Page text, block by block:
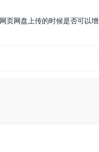
页网盘上传的时候是否可以